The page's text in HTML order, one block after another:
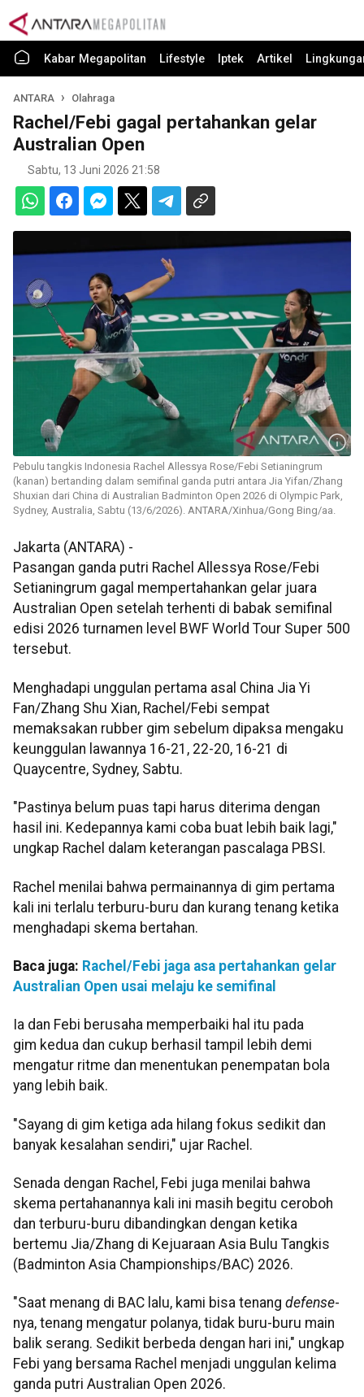
Kabar Megapolitan Lifestyle Iptek Artikel
ANTARA Olahraga
Rachel/Febi gagal pertahankan gelar
Australian Open
Sabtu, 13 Juni 2026 21:58
Pebulu tangkis Indonesia Rachel Allessya Rose/Febi Setianingrum
(kanan) bertanding dalam semifinal ganda putri antara Jia Yifan/Zhang
Shuxian dari China di Australian Badminton Open 2026 di Olympic Park,
Sydney, Australia, Sabtu (13/6/2026). ANTARA/Xinhua/Gong Bing/aa.
Jakarta (ANTARA) -
Pasangan ganda putri Rachel Allessya Rose/Febi
Setianingrum gagal mempertahankan gelar juara
Australian Open setelah terhenti di babak semifinal
edisi 2026 turnamen level BWF World Tour Super 500
tersebut.
Menghadapi unggulan pertama asal China Jia Yi
Fan/Zhang Shu Xian, Rachel/Febi sempat
memaksakan rubber gim sebelum dipaksa mengaku
keunggulan lawannya 16-21, 22-20, 16-21 di
Quaycentre, Sydney, Sabtu.
"Pastinya belum puas tapi harus diterima dengan
hasil ini. Kedepannya kami coba buat lebih baik lagi,"
ungkap Rachel dalam keterangan pascalaga PBSI.
Rachel menilai bahwa permainannya di gim pertama
kali ini terlalu terburu-buru dan kurang tenang ketika
menghadapi skema bertahan.
Baca juga: Rachel/Febi jaga asa pertahankan gelar
Australian Open usai melaju ke semifinal
Ia dan Febi berusaha memperbaiki hal itu pada
gim kedua dan cukup berhasil tampil lebih demi
mengatur ritme dan menentukan penempatan bola
yang lebih baik.
"Sayang di gim ketiga ada hilang fokus sedikit dan
banyak kesalahan sendiri," ujar Rachel.
Senada dengan Rachel, Febi juga menilai bahwa
skema pertahanannya kali ini masih begitu ceroboh
dan terburu-buru dibandingkan dengan ketika
bertemu Jia/Zhang di Kejuaraan Asia Bulu Tangkis
(Badminton Asia Championships/BAC) 2026.
"Saat menang di BAC lalu, kami bisa tenang defense-
nya, tenang mengatur polanya, tidak buru-buru main
balik serang. Sedikit berbeda dengan hari ini," ungkap
Febi yang bersama Rachel menjadi unggulan kelima
ganda putri Australian Open 2026.